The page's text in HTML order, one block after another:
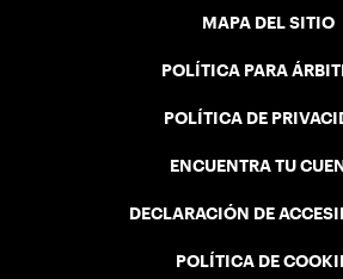
MAPA DEL SITIO
POLÍTICA PARA
POLÍTICA DE
ENCUENTRA TU
DECLARACIÓN DE
POLÍTICA DE